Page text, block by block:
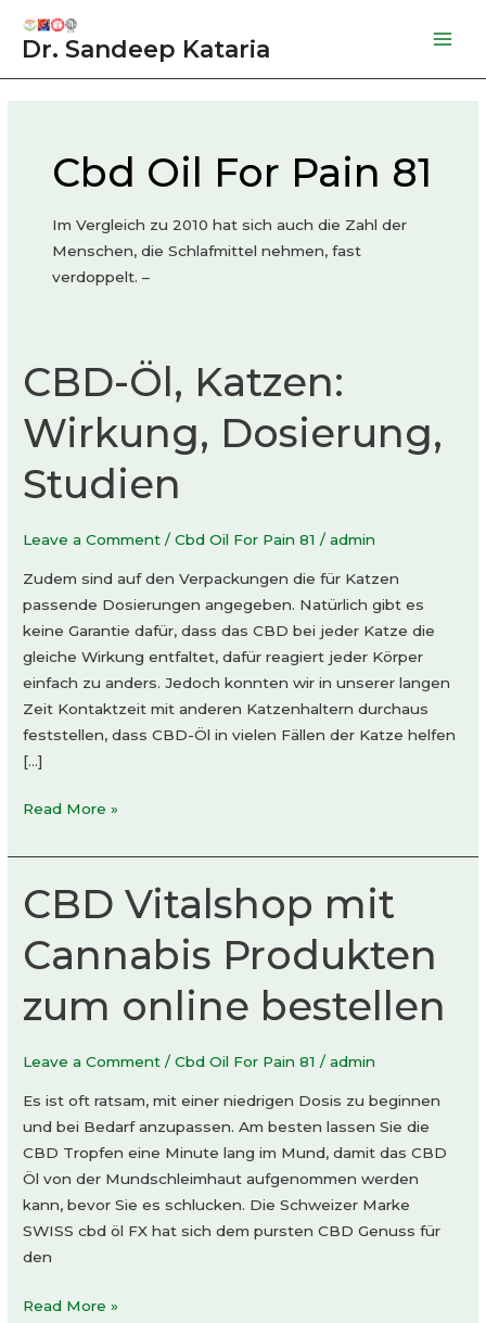
Dr. Sandeep Kataria
Cbd Oil For Pain 81
Im Vergleich zu 2010 hat sich auch die Zahl der
Menschen, die Schlafmittel nehmen, fast
verdoppelt. –
CBD-Öl, Katzen:
Wirkung, Dosierung,
Studien
Leave a Comment /Cbd Oil For Pain 81 /admin
Zudem sind auf den Verpackungen die für Katzen
passende Dosierungen angegeben. Natürlich gibt es
keine Garantie dafür, dass das CBD bei jeder Katze die
gleiche Wirkung entfaltet, dafür reagiert jeder Körper
einfach zu anders. Jedoch konnten wir in unserer langen
Zeit Kontaktzeit mit anderen Katzenhaltern durchaus
feststellen, dass CBD-Öl in vielen Fällen der Katze helfen
[…]
CBD-
Katzen:
Dosierung,
Studien
Read More »
CBD Vitalshop mit
Cannabis Produkten
zum online bestellen
Leave a Comment /Cbd Oil For Pain 81 /admin
Es ist oft ratsam, mit einer niedrigen Dosis zu beginnen
und bei Bedarf anzupassen. Am besten lassen Sie die
CBD Tropfen eine Minute lang im Mund, damit das CBD
Öl von der Mundschleimhaut aufgenommen werden
kann, bevor Sie es schlucken. Die Schweizer Marke
SWISS cbd öl FX hat sich dem pursten CBD Genuss für
den
CBD
Read More »